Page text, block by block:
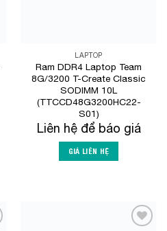
LAPTOP
Ram DDR4 Laptop Team
8G/3200 T-Create Classic
SODIMM 10L
(TTCCD48G3200HC22-
S01)
Liên hệ để báo giá
GIÁ LIÊN HỆ